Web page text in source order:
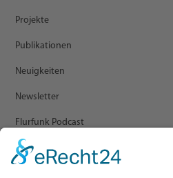
Projekte
Publikationen
Neuigkeiten
Newsletter
Flurfunk Podcast